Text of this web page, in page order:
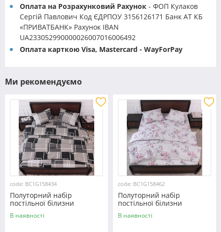
Оплата на Розрахунковий Рахунок - ФОП Кулаков
Сергій Павлович Код ЄДРПОУ 3156126171 Банк АТ КБ
«ПРИВАТБАНК» Рахунок IBAN
UA233052990000026007016006492
Оплата карткою Visa, Mastercard - WayForPay
Ми рекомендуємо
code: BC1G158434
Полуторний набір
постільної білизни
150*220 із Бязі "Gold"
№158434 Черешенка™
В наявності
code: BC1G158462
Полуторний набір
постільної білизни
150*220 із Бязі "Gold"
№158462 Черешенька™
В наявності